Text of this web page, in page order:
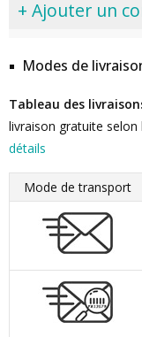
+ Ajouter un
Modes de
Tableau des
livraison gratuite
détails
Mode de transport